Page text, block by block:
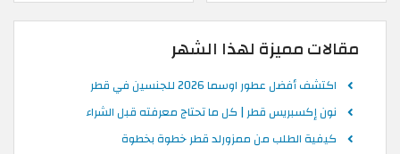
مقالات مميزة لهذا الشهر
اكتشف أفضل عطور اوسما 2026 للجنسين في قطر
نون إكسبريس قطر | كل ما تحتاج معرفته قبل الشراء
كيفية الطلب من ممزورلد قطر خطوة بخطوة